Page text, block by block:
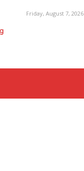
Friday, August 7, 2026